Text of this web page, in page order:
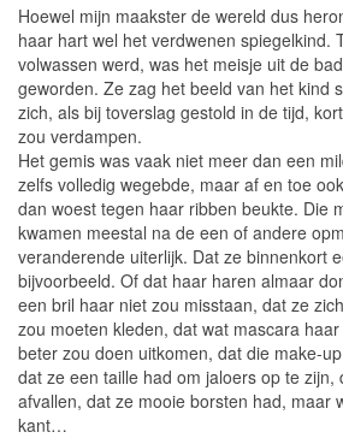
Hoewel mijn maakster de wereld dus
haar hart wel het verdwenen spiegelkind.
volwassen werd, was het meisje uit de
geworden. Ze zag het beeld van het kind
zich, als bij toverslag gestold in de tijd,
zou verdampen.
Het gemis was vaak niet meer dan een
zelfs volledig wegebde, maar af en toe
dan woest tegen haar ribben beukte. Die
kwamen meestal na de een of andere
veranderende uiterlijk. Dat ze binnenkort
bijvoorbeeld. Of dat haar haren almaar
een bril haar niet zou misstaan, dat ze
zou moeten kleden, dat wat mascara
beter zou doen uitkomen, dat die make-
dat ze een taille had om jaloers op te zijn,
afvallen, dat ze mooie borsten had, maar
kant…